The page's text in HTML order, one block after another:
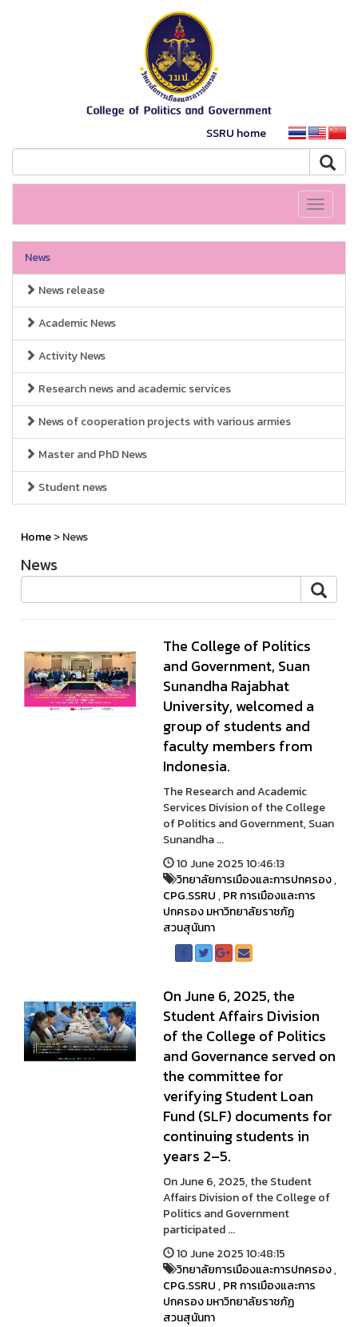
SSRU home
Toggle
News
News release
Academic News
Activity News
Research news and academic services
News of cooperation projects with various armies
Master and PhD News
Student news
Home> News
News
The College of Politics
and Government, Suan
Sunandha Rajabhat
University, welcomed a
group of students and
faculty members from
Indonesia.
The Research and Academic
Services Division of the College
of Politics and Government, Suan
Sunandha ...
10 June 2025 10:46:13
วิทยาลัยการเมืองและการปกครอง,
CPG.SSRU,PR การเมืองและการ
ปกครอง มหาวิทยาลัยราชภัฏ
สวนสุนันทา
On June 6, 2025, the
Student Affairs Division
of the College of Politics
and Governance served on
the committee for
verifying Student Loan
Fund (SLF) documents for
continuing students in
years 2–5.
On June 6, 2025, the Student
Affairs Division of the College of
Politics and Government
participated ...
10 June 2025 10:48:15
วิทยาลัยการเมืองและการปกครอง,
CPG.SSRU,PR การเมืองและการ
ปกครอง มหาวิทยาลัยราชภัฏ
สวนสุนันทา